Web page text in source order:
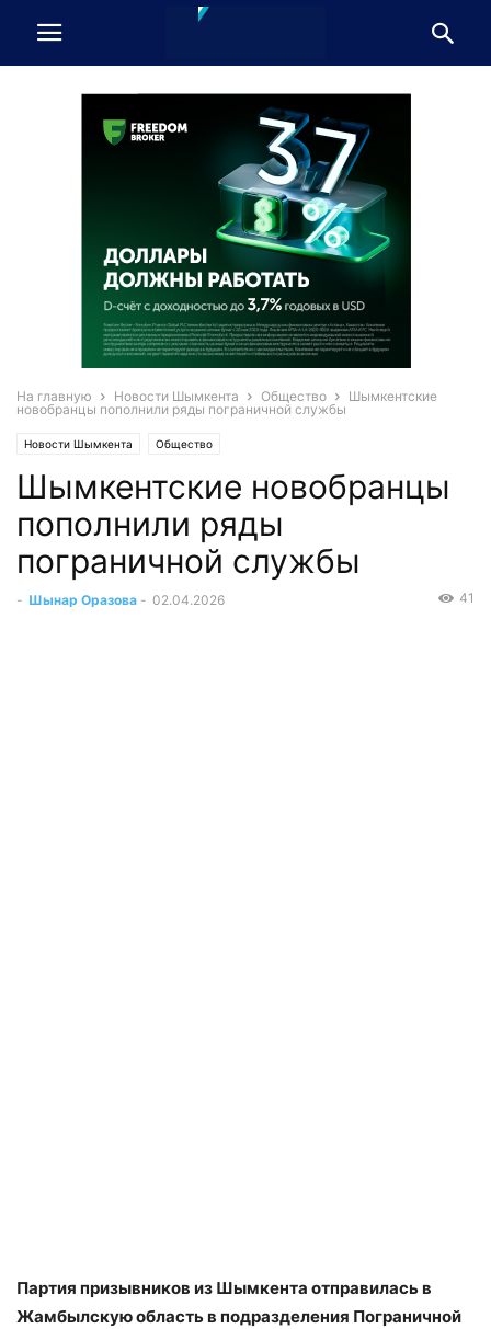
На главную Новости Шымкента Общество
Шымкентские
новобранцы пополнили ряды пограничной службы
Новости Шымкента Общество
Шымкентские новобранцы
пополнили ряды
пограничной службы
- Шынар Оразова - 02.04.2026 41
Партия призывников из Шымкента отправилась в
Жамбылскую область в подразделения Пограничной